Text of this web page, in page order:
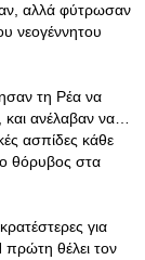
αλλά φύτρωσαν
νεογέννητου
τη Ρέα να
ανέλαβαν να…
ασπίδες κάθε
θόρυβος στα
για
πρώτη θέλει τον